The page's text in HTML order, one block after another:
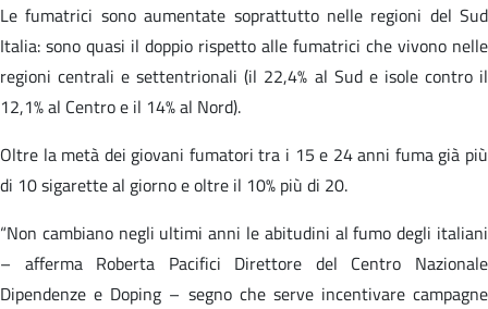
Le fumatrici sono aumentate soprattutto nelle regioni del Sud
Italia: sono quasi il doppio rispetto alle fumatrici che vivono nelle
regioni centrali e settentrionali (il 22,4% al Sud e isole contro il
12,1% al Centro e il 14% al Nord).
Oltre la metà dei giovani fumatori tra i 15 e 24 anni fuma già più
di 10 sigarette al giorno e oltre il 10% più di 20.
“Non cambiano negli ultimi anni le abitudini al fumo degli italiani
– afferma Roberta Pacifici Direttore del Centro Nazionale
Dipendenze e Doping – segno che serve incentivare campagne